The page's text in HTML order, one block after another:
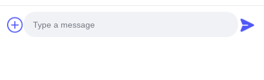
会社の住所